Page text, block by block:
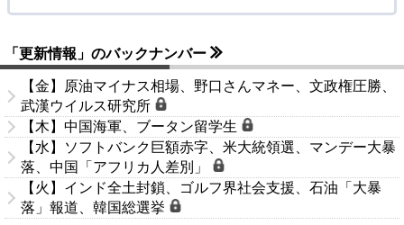
「更新情報」のバックナンバー
【金】原油マイナス相場、野口さんマネー、文政権圧勝、
武漢ウイルス研究所
【木】中国海軍、ブータン留学生
【水】ソフトバンク巨額赤字、米大統領選、マンデー大暴
落、中国「アフリカ人差別」
【火】インド全土封鎖、ゴルフ界社会支援、石油「大暴
落」報道、韓国総選挙